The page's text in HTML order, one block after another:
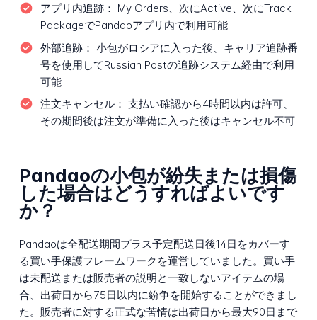
アプリ内追跡： My Orders、次にActive、次にTrack
PackageでPandaoアプリ内で利用可能
外部追跡： 小包がロシアに入った後、キャリア追跡番
号を使用してRussian Postの追跡システム経由で利用
可能
注文キャンセル： 支払い確認から4時間以内は許可、
その期間後は注文が準備に入った後はキャンセル不可
Pandaoの小包が紛失または損傷
した場合はどうすればよいです
か？
Pandaoは全配送期間プラス予定配送日後14日をカバーす
る買い手保護フレームワークを運営していました。買い手
は未配送または販売者の説明と一致しないアイテムの場
合、出荷日から75日以内に紛争を開始することができまし
た。販売者に対する正式な苦情は出荷日から最大90日まで